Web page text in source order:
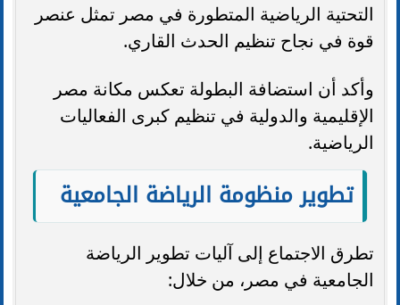
التحتية الرياضية المتطورة في مصر تمثل عنصر
قوة في نجاح تنظيم الحدث القاري.
وأكد أن استضافة البطولة تعكس مكانة مصر
الإقليمية والدولية في تنظيم كبرى الفعاليات
الرياضية.
تطوير منظومة الرياضة الجامعية
تطرق الاجتماع إلى آليات تطوير الرياضة
الجامعية في مصر، من خلال: